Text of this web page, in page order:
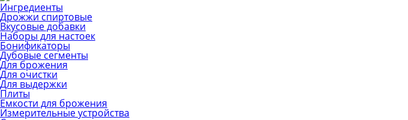
Ингредиенты
Дрожжи спиртовые
Вкусовые добавки
Наборы для настоек
Бонификаторы
Дубовые сегменты
Для брожения
Для очистки
Для выдержки
Плиты
Емкости для брожения
Измерительные устройства